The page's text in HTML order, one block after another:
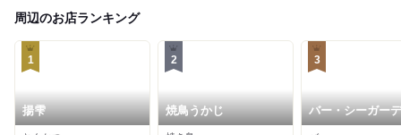
周辺のお店ランキング
1
揚雫
2
焼鳥うかじ
3
バー・シーガー
ン Ⅱ